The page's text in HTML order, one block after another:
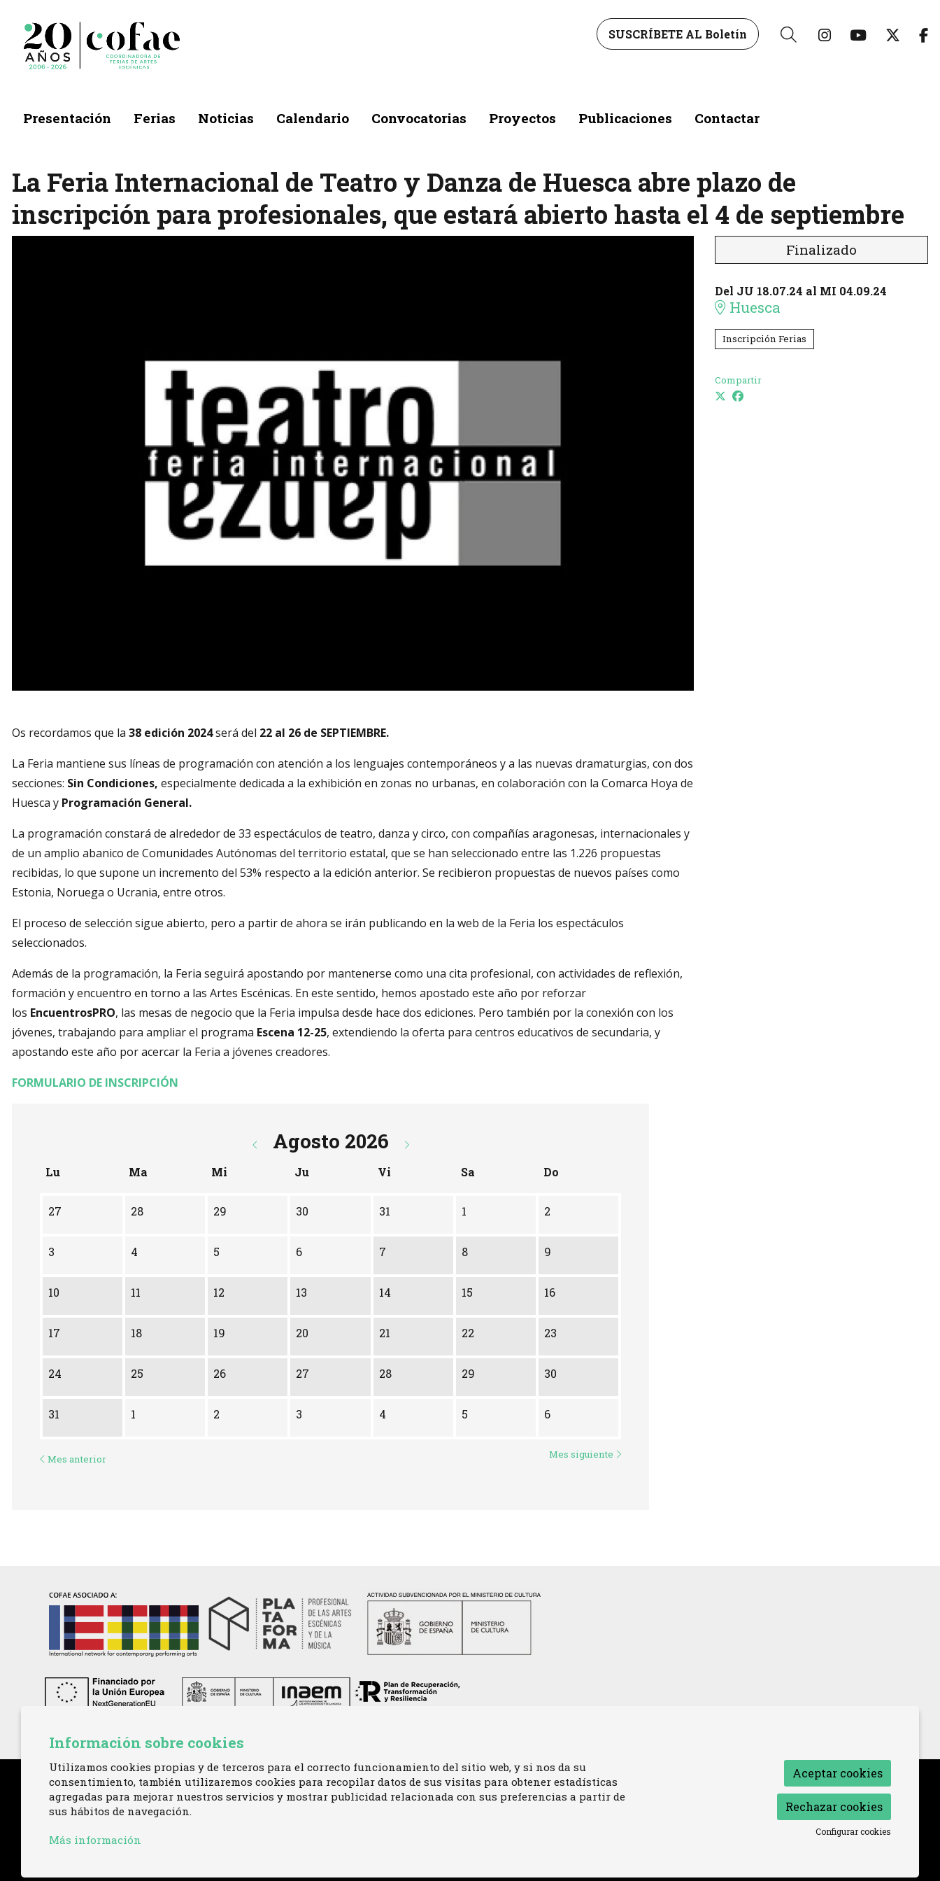
Link aLink a
SUSCRÍBETE AL Boletín
Presentación Ferias Noticias Calendario Convocatorias Proyectos Publicaciones Contactar
La Feria Internacional de Teatro y Danza de Huesca abre plazo de
inscripción para profesionales, que estará abierto hasta el 4 de septiembre
Finalizado
Del JU 18.07.24 al MI 04.09.24
Huesca
Inscripción Ferias
Compartir
Os recordamos que la 38 edición 2024será del 22 al 26 de SEPTIEMBRE.
La Feria mantiene sus líneas de programación con atención a los lenguajes contemporáneos y a las nuevas dramaturgias, con dos
secciones: Sin Condiciones, especialmente dedicada a la exhibición en zonas no urbanas, en colaboración con la Comarca Hoya de
Huesca y Programación General.
La programación constará de alrededor de 33 espectáculos de teatro, danza y circo, con compañías aragonesas, internacionales y
de un amplio abanico de Comunidades Autónomas del territorio estatal, que se han seleccionado entre las 1.226 propuestas
recibidas, lo que supone un incremento del 53% respecto a la edición anterior. Se recibieron propuestas de nuevos países como
Estonia, Noruega o Ucrania, entre otros.
El proceso de selección sigue abierto, pero a partir de ahora se irán publicando en la web de la Feria los espectáculos
seleccionados.
Además de la programación, la Feria seguirá apostando por mantenerse como una cita profesional, con actividades de reflexión,
formación y encuentro en torno a las Artes Escénicas. En este sentido, hemos apostado este año por reforzar
los EncuentrosPRO, las mesas de negocio que la Feria impulsa desde hace dos ediciones. Pero también por la conexión con los
jóvenes, trabajando para ampliar el programa Escena 12-25, extendiendo la oferta para centros educativos de secundaria, y
apostando este año por acercar la Feria a jóvenes creadores.
FORMULARIO DE INSCRIPCIÓN
Agosto 2026
Lu Ma Mi Ju Vi Sa Do
No hay ninguna actividad este mes
27 28 29 30 31 1 2
3 4 5 6 7 8 9
10 11 12 13 14 15 16
17 18 19 20 21 22 23
24 25 26 27 28 29 30
31 1 2 3 4 5 6
Mes anterior Mes siguiente
Sitemap | Aviso Legal Uso de Cookies Declaración de accesibilidad
Información sobre cookies
Utilizamos cookies propias y de terceros para el correcto funcionamiento del sitio web, y si nos da su
consentimiento, también utilizaremos cookies para recopilar datos de sus visitas para obtener estadísticas
agregadas para mejorar nuestros servicios y mostrar publicidad relacionada con sus preferencias a partir de
sus hábitos de navegación.
Más información
Aceptar cookies
Rechazar cookies
Configurar cookies